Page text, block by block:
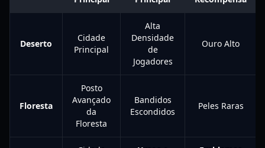
Deserto
Cidade
Principal
Alta
Densidade
de
Jogadores
Ouro Alto
Floresta
Posto
Avançado
da
Floresta
Bandidos
Escondidos
Peles Raras